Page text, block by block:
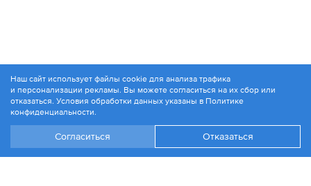
© 1994-2026. ЗАО «Контакт Плюс»
Политика конфиденциальности
Наш сайт использует файлы cookie для анализа трафика
и персонализации рекламы. Вы можете согласиться на их сбор или
отказаться. Условия обработки данных указаны в Политике
конфиденциальности.
Согласиться Отказаться